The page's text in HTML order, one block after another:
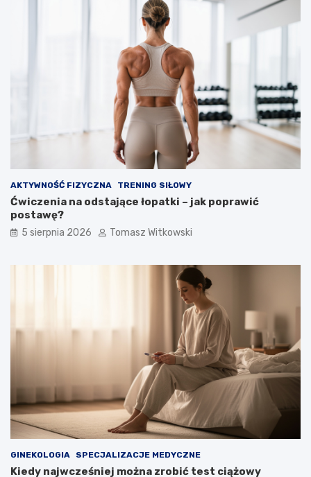
AKTYWNOŚĆ FIZYCZNA TRENING SIŁOWY
Ćwiczenia na odstające łopatki – jak poprawić
postawę?
5 sierpnia 2026 Tomasz Witkowski
GINEKOLOGIA SPECJALIZACJE MEDYCZNE
Kiedy najwcześniej można zrobić test ciążowy